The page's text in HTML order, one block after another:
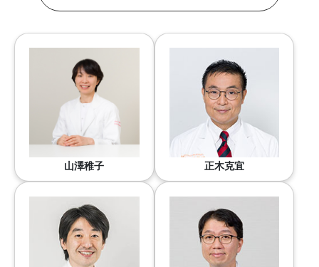
山澤稚子 正木克宜